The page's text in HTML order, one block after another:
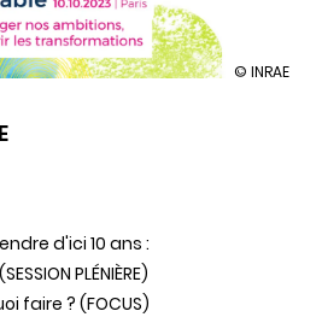
illustration
© INRAE
d'ici 10 ans :
PLÉNIÈRE)
faire ? (FOCUS)